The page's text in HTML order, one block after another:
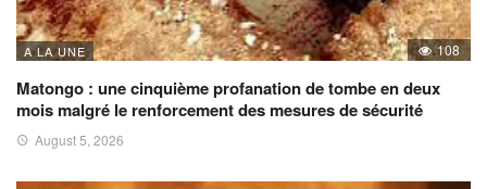
A LA UNE 108
Matongo : une cinquième profanation de tombe en deux
mois malgré le renforcement des mesures de sécurité
August 5, 2026